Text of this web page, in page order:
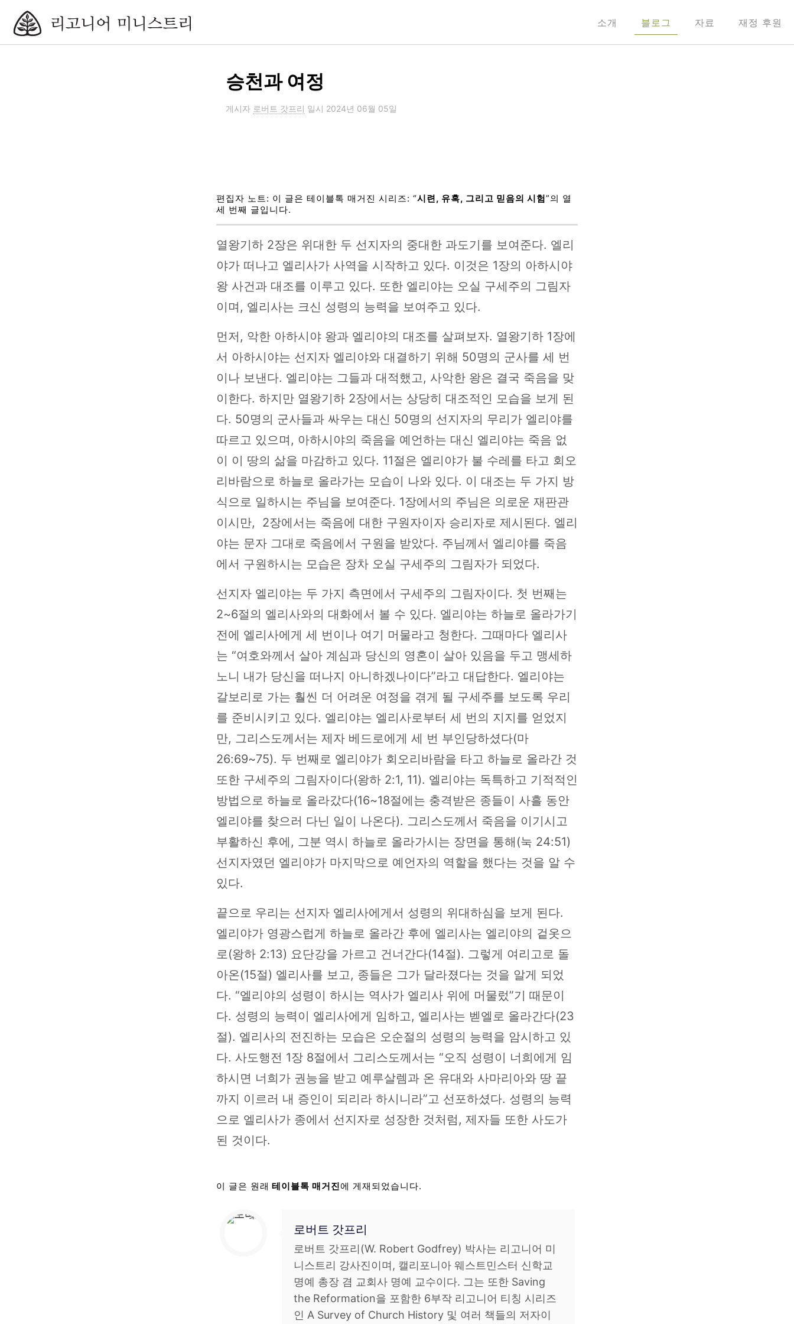
소개 블로그 자료 재정 후원
승천과 여정
게시자 로버트 갓프리 일시 2024년 06월 05일
편집자 노트: 이 글은 테이블톡 매거진 시리즈: “시련, 유혹, 그리고 믿음의 시험”의 열
세 번째 글입니다.
열왕기하 2장은 위대한 두 선지자의 중대한 과도기를 보여준다. 엘리
야가 떠나고 엘리사가 사역을 시작하고 있다. 이것은 1장의 아하시야
왕 사건과 대조를 이루고 있다. 또한 엘리야는 오실 구세주의 그림자
이며, 엘리사는 크신 성령의 능력을 보여주고 있다.
먼저, 악한 아하시야 왕과 엘리야의 대조를 살펴보자. 열왕기하 1장에
서 아하시야는 선지자 엘리야와 대결하기 위해 50명의 군사를 세 번
이나 보낸다. 엘리야는 그들과 대적했고, 사악한 왕은 결국 죽음을 맞
이한다. 하지만 열왕기하 2장에서는 상당히 대조적인 모습을 보게 된
다. 50명의 군사들과 싸우는 대신 50명의 선지자의 무리가 엘리야를
따르고 있으며, 아하시야의 죽음을 예언하는 대신 엘리야는 죽음 없
이 이 땅의 삶을 마감하고 있다. 11절은 엘리야가 불 수레를 타고 회오
리바람으로 하늘로 올라가는 모습이 나와 있다. 이 대조는 두 가지 방
식으로 일하시는 주님을 보여준다. 1장에서의 주님은 의로운 재판관
이시만, 2장에서는 죽음에 대한 구원자이자 승리자로 제시된다. 엘리
야는 문자 그대로 죽음에서 구원을 받았다. 주님께서 엘리야를 죽음
에서 구원하시는 모습은 장차 오실 구세주의 그림자가 되었다.
선지자 엘리야는 두 가지 측면에서 구세주의 그림자이다. 첫 번째는
2~6절의 엘리사와의 대화에서 볼 수 있다. 엘리야는 하늘로 올라가기
전에 엘리사에게 세 번이나 여기 머물라고 청한다. 그때마다 엘리사
는 “여호와께서 살아 계심과 당신의 영혼이 살아 있음을 두고 맹세하
노니 내가 당신을 떠나지 아니하겠나이다”라고 대답한다. 엘리야는
갈보리로 가는 훨씬 더 어려운 여정을 겪게 될 구세주를 보도록 우리
를 준비시키고 있다. 엘리야는 엘리사로부터 세 번의 지지를 얻었지
만, 그리스도께서는 제자 베드로에게 세 번 부인당하셨다(마
26:69~75). 두 번째로 엘리야가 회오리바람을 타고 하늘로 올라간 것
또한 구세주의 그림자이다(왕하 2:1, 11). 엘리야는 독특하고 기적적인
방법으로 하늘로 올라갔다(16~18절에는 충격받은 종들이 사흘 동안
엘리야를 찾으러 다닌 일이 나온다). 그리스도께서 죽음을 이기시고
부활하신 후에, 그분 역시 하늘로 올라가시는 장면을 통해(눅 24:51)
선지자였던 엘리야가 마지막으로 예언자의 역할을 했다는 것을 알 수
있다.
끝으로 우리는 선지자 엘리사에게서 성령의 위대하심을 보게 된다.
엘리야가 영광스럽게 하늘로 올라간 후에 엘리사는 엘리야의 겉옷으
로(왕하 2:13) 요단강을 가르고 건너간다(14절). 그렇게 여리고로 돌
아온(15절) 엘리사를 보고, 종들은 그가 달라졌다는 것을 알게 되었
다. “엘리야의 성령이 하시는 역사가 엘리사 위에 머물렀”기 때문이
다. 성령의 능력이 엘리사에게 임하고, 엘리사는 벧엘로 올라간다(23
절). 엘리사의 전진하는 모습은 오순절의 성령의 능력을 암시하고 있
다. 사도행전 1장 8절에서 그리스도께서는 “오직 성령이 너희에게 임
하시면 너희가 권능을 받고 예루살렘과 온 유대와 사마리아와 땅 끝
까지 이르러 내 증인이 되리라 하시니라”고 선포하셨다. 성령의 능력
으로 엘리사가 종에서 선지자로 성장한 것처럼, 제자들 또한 사도가
된 것이다.
이 글은 원래 테이블톡 매거진에 게재되었습니다.
로버트 갓프리
로버트 갓프리(W. Robert Godfrey) 박사는 리고니어 미
니스트리 강사진이며, 캘리포니아 웨스트민스터 신학교
명예 총장 겸 교회사 명예 교수이다. 그는 또한 Saving
the Reformation을 포함한 6부작 리고니어 티칭 시리즈
인 A Survey of Church History 및 여러 책들의 저자이